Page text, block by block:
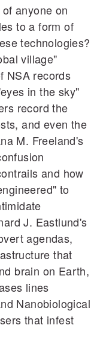
anyone on
to a form of
technologies?
village"
NSA records
in the sky"
record the
and even the
M. Freeland's
and how
to
J. Eastlund's
agendas,
that
brain on Earth,
lines
Nanobiological
that infest